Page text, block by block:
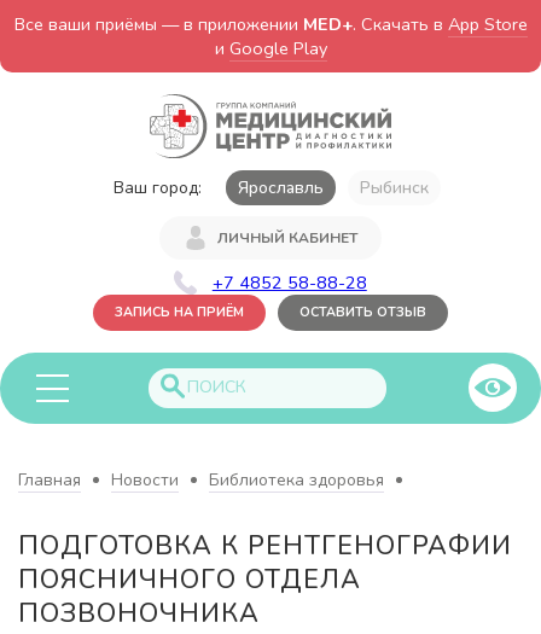
Все ваши приёмы — в приложении MED+. Скачать в App Store
и Google Play
Ваш город: Ярославль Рыбинск
ЛИЧНЫЙ КАБИНЕТ
+7 4852 58-88-28
ЗАПИСЬ НА ПРИЁМ ОСТАВИТЬ ОТЗЫВ
Главная Новости Библиотека здоровья
ПОДГОТОВКА К РЕНТГЕНОГРАФИИ
ПОЯСНИЧНОГО ОТДЕЛА
ПОЗВОНОЧНИКА